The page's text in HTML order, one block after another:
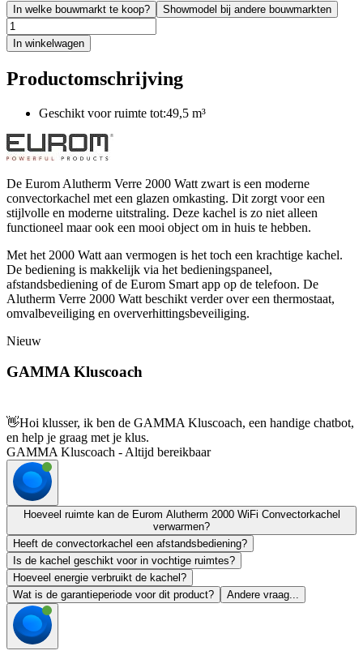
In welke bouwmarkt te koop? Showmodel bij andere bouwmarkten
In winkelwagen
Productomschrijving
Geschikt voor ruimte tot:49,5 m³
De Eurom Alutherm Verre 2000 Watt zwart is een moderne
convectorkachel met een glazen omkasting. Dit zorgt voor een
stijlvolle en moderne uitstraling. Deze kachel is zo niet alleen
functioneel maar ook een mooi object om in huis te hebben.
Met het 2000 Watt aan vermogen is het toch een krachtige kachel.
De bediening is makkelijk via het bedieningspaneel,
afstandsbediening of de Eurom Smart app op de telefoon. De
Alutherm Verre 2000 Watt beschikt verder over een thermostaat,
omvalbeveiliging en oververhittingsbeveiliging.
Nieuw
GAMMA Kluscoach
👋Hoi klusser, ik ben de GAMMA Kluscoach, een handige chatbot,
en help je graag met je klus.
GAMMA Kluscoach - Altijd bereikbaar
Hoeveel ruimte kan de Eurom Alutherm 2000 WiFi Convectorkachel
verwarmen?
Heeft de convectorkachel een afstandsbediening?
Is de kachel geschikt voor in vochtige ruimtes?
Hoeveel energie verbruikt de kachel?
Wat is de garantieperiode voor dit product?
Andere vraag...